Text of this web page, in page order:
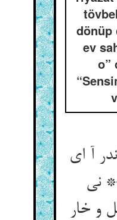
dönüp
ev
o”
آ ای
نی
و خار